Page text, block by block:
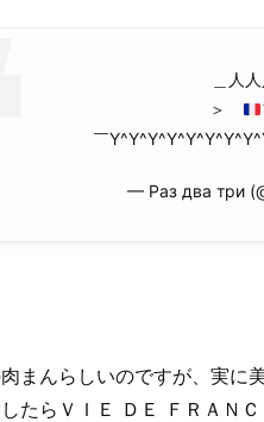
＿人
＞
￣
— Раз два три
まんらしいのですが、実に
たらＶＩＥ ＤＥ ＦＲＡＮ